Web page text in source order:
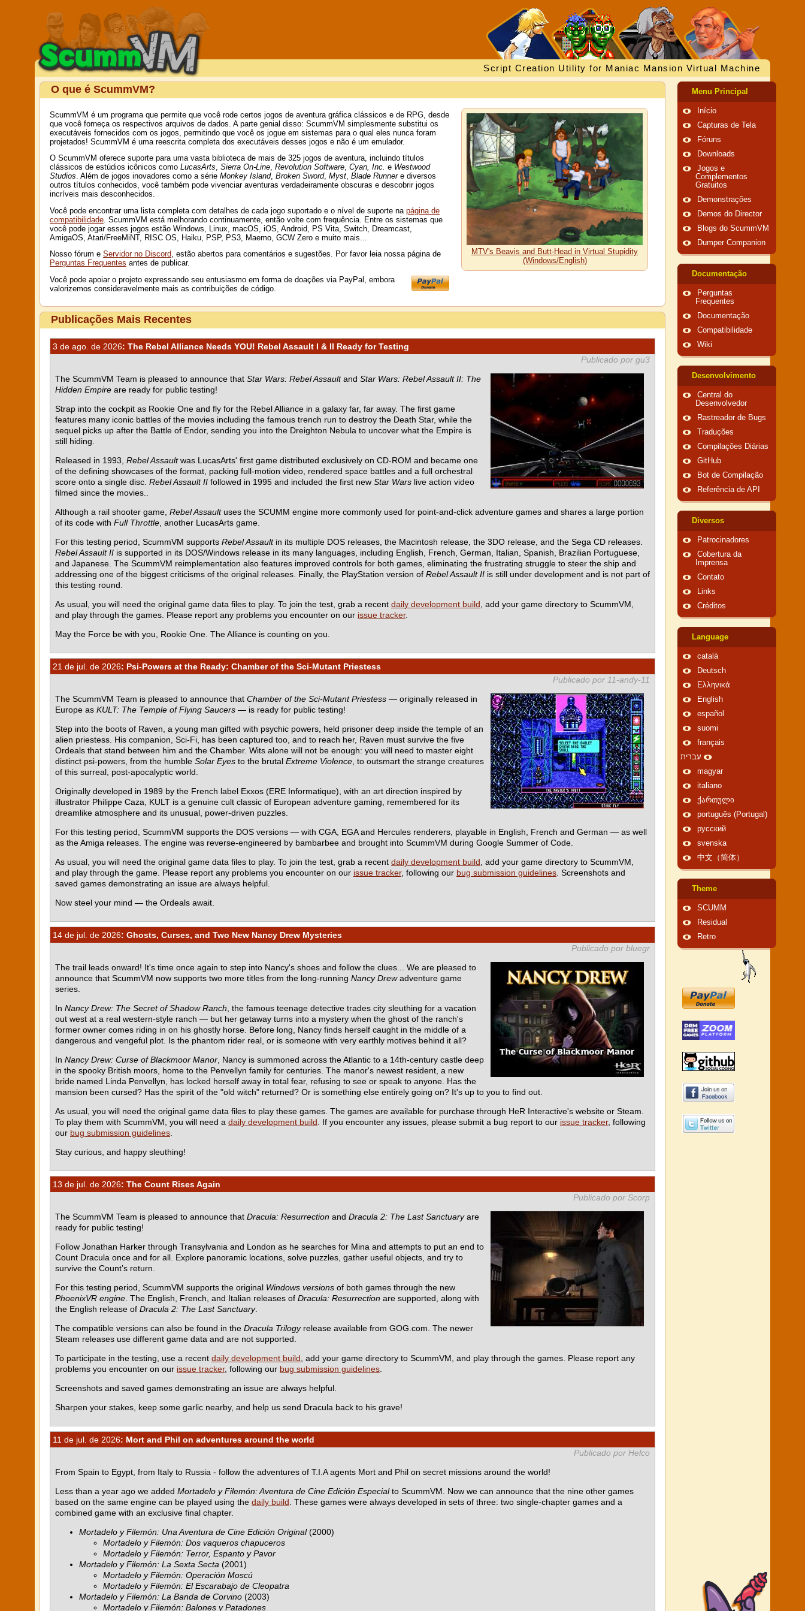
Script Creation Utility for Maniac Mansion Virtual Machine
O que é ScummVM?
ScummVM é um programa que permite que você rode certos jogos de aventura gráfica clássicos e de RPG, desde
que você forneça os respectivos arquivos de dados. A parte genial disso: ScummVM simplesmente substitui os
executáveis fornecidos com os jogos, permitindo que você os jogue em sistemas para o qual eles nunca foram
projetados! ScummVM é uma reescrita completa dos executáveis desses jogos e não é um emulador.
O ScummVM oferece suporte para uma vasta biblioteca de mais de 325 jogos de aventura, incluindo títulos
clássicos de estúdios icônicos como LucasArts, Sierra On-Line, Revolution Software, Cyan, Inc. e Westwood
Studios. Além de jogos inovadores como a série Monkey Island, Broken Sword, Myst, Blade Runnere diversos
outros títulos conhecidos, você também pode vivenciar aventuras verdadeiramente obscuras e descobrir jogos
incríveis mais desconhecidos.
Você pode encontrar uma lista completa com detalhes de cada jogo suportado e o nível de suporte na página de
compatibilidade . ScummVM está melhorando continuamente, então volte com frequência. Entre os sistemas que
você pode jogar esses jogos estão Windows, Linux, macOS, iOS, Android, PS Vita, Switch, Dreamcast,
AmigaOS, Atari/FreeMiNT, RISC OS, Haiku, PSP, PS3, Maemo, GCW Zero e muito mais...
Nosso fórum e Servidor no Discord, estão abertos para comentários e sugestões. Por favor leia nossa página de
Perguntas Frequentes antes de publicar.
Você pode apoiar o projeto expressando seu entusiasmo em forma de doações via PayPal, embora
valorizemos consideravelmente mais as contribuições de código.
MTV's Beavis and Butt-Head in Virtual Stupidity
(Windows/English)
Publicações Mais Recentes
3 de ago. de 2026: The Rebel Alliance Needs YOU! Rebel Assault I & II Ready for Testing
Publicado por gu3
The ScummVM Team is pleased to announce that Star Wars: Rebel Assaultand Star Wars: Rebel Assault II: The
Hidden Empire are ready for public testing!
Strap into the cockpit as Rookie One and fly for the Rebel Alliance in a galaxy far, far away. The first game
features many iconic battles of the movies including the famous trench run to destroy the Death Star, while the
sequel picks up after the Battle of Endor, sending you into the Dreighton Nebula to uncover what the Empire is
still hiding.
Released in 1993, Rebel Assaultwas LucasArts' first game distributed exclusively on CD-ROM and became one
of the defining showcases of the format, packing full-motion video, rendered space battles and a full orchestral
score onto a single disc. Rebel Assault II followed in 1995 and included the first new Star Wars live action video
filmed since the movies..
Although a rail shooter game, Rebel Assaultuses the SCUMM engine more commonly used for point-and-click adventure games and shares a large portion
of its code with Full Throttle , another LucasArts game.
For this testing period, ScummVM supports Rebel Assaultin its multiple DOS releases, the Macintosh release, the 3DO release, and the Sega CD releases.
Rebel Assault II is supported in its DOS/Windows release in its many languages, including English, French, German, Italian, Spanish, Brazilian Portuguese,
and Japanese. The ScummVM reimplementation also features improved controls for both games, eliminating the frustrating struggle to steer the ship and
addressing one of the biggest criticisms of the original releases. Finally, the PlayStation version of Rebel Assault II is still under development and is not part of
this testing round.
As usual, you will need the original game data files to play. To join the test, grab a recent daily development build , add your game directory to ScummVM,
and play through the games. Please report any problems you encounter on our issue tracker.
May the Force be with you, Rookie One. The Alliance is counting on you.
21 de jul. de 2026: Psi-Powers at the Ready: Chamber of the Sci-Mutant Priestess
Publicado por 11-andy-11
The ScummVM Team is pleased to announce that Chamber of the Sci-Mutant Priestess — originally released in
Europe as KULT: The Temple of Flying Saucers — is ready for public testing!
Step into the boots of Raven, a young man gifted with psychic powers, held prisoner deep inside the temple of an
alien priestess. His companion, Sci-Fi, has been captured too, and to reach her, Raven must survive the five
Ordeals that stand between him and the Chamber. Wits alone will not be enough: you will need to master eight
distinct psi-powers, from the humble Solar Eyes to the brutal Extreme Violence , to outsmart the strange creatures
of this surreal, post-apocalyptic world.
Originally developed in 1989 by the French label Exxos (ERE Informatique), with an art direction inspired by
illustrator Philippe Caza, KULT is a genuine cult classic of European adventure gaming, remembered for its
dreamlike atmosphere and its unusual, power-driven puzzles.
For this testing period, ScummVM supports the DOS versions — with CGA, EGA and Hercules renderers, playable in English, French and German — as well
as the Amiga releases. The engine was reverse-engineered by bambarbee and brought into ScummVM during Google Summer of Code.
As usual, you will need the original game data files to play. To join the test, grab a recent daily development build , add your game directory to ScummVM,
and play through the game. Please report any problems you encounter on our issue tracker, following our bug submission guidelines . Screenshots and
saved games demonstrating an issue are always helpful.
Now steel your mind — the Ordeals await.
14 de jul. de 2026: Ghosts, Curses, and Two New Nancy Drew Mysteries
Publicado por bluegr
The trail leads onward! It's time once again to step into Nancy's shoes and follow the clues... We are pleased to
announce that ScummVM now supports two more titles from the long-running Nancy Drewadventure game
series.
In Nancy Drew: The Secret of Shadow Ranch , the famous teenage detective trades city sleuthing for a vacation
out west at a real western-style ranch — but her getaway turns into a mystery when the ghost of the ranch's
former owner comes riding in on his ghostly horse. Before long, Nancy finds herself caught in the middle of a
dangerous and vengeful plot. Is the phantom rider real, or is someone with very earthly motives behind it all?
In Nancy Drew: Curse of Blackmoor Manor , Nancy is summoned across the Atlantic to a 14th-century castle deep
in the spooky British moors, home to the Penvellyn family for centuries. The manor's newest resident, a new
bride named Linda Penvellyn, has locked herself away in total fear, refusing to see or speak to anyone. Has the
mansion been cursed? Has the spirit of the "old witch" returned? Or is something else entirely going on? It's up to you to find out.
As usual, you will need the original game data files to play these games. The games are available for purchase through HeR Interactive's website or Steam.
To play them with ScummVM, you will need a daily development build . If you encounter any issues, please submit a bug report to our issue tracker, following
our bug submission guidelines
Stay curious, and happy sleuthing!
13 de jul. de 2026: The Count Rises Again
Publicado por Scorp
The ScummVM Team is pleased to announce that Dracula: Resurrection and Dracula 2: The Last Sanctuaryare
ready for public testing!
Follow Jonathan Harker through Transylvania and London as he searches for Mina and attempts to put an end to
Count Dracula once and for all. Explore panoramic locations, solve puzzles, gather useful objects, and try to
survive the Count’s return.
For this testing period, ScummVM supports the original Windows versions of both games through the new
PhoenixVR engine . The English, French, and Italian releases of Dracula: Resurrection are supported, along with
the English release of Dracula 2: The Last Sanctuary.
The compatible versions can also be found in the Dracula Trilogyrelease available from GOG.com. The newer
Steam releases use different game data and are not supported.
To participate in the testing, use a recent daily development build , add your game directory to ScummVM, and play through the games. Please report any
problems you encounter on our issue tracker, following our bug submission guidelines
Screenshots and saved games demonstrating an issue are always helpful.
Sharpen your stakes, keep some garlic nearby, and help us send Dracula back to his grave!
11 de jul. de 2026: Mort and Phil on adventures around the world
Publicado por Helco
From Spain to Egypt, from Italy to Russia - follow the adventures of T.I.A agents Mort and Phil on secret missions around the world!
Less than a year ago we added Mortadelo y Filemón: Aventura de Cine Edición Especialto ScummVM. Now we can announce that the nine other games
based on the same engine can be played using the daily build . These games were always developed in sets of three: two single-chapter games and a
combined game with an exclusive final chapter.
Mortadelo y Filemón: Una Aventura de Cine Edición Original(2000)
Mortadelo y Filemón: Dos vaqueros chapuceros
Mortadelo y Filemón: Terror, Espanto y Pavor
Mortadelo y Filemón: La Sexta Secta (2001)
Mortadelo y Filemón: Operación Moscú
Mortadelo y Filemón: El Escarabajo de Cleopatra
Mortadelo y Filemón: La Banda de Corvino (2003)
Mortadelo y Filemón: Balones y Patadones
Menu Principal
Início
Capturas de Tela
Fóruns
Downloads
Jogos e
Complementos
Gratuitos
Demonstrações
Demos do Director
Blogs do ScummVM
Dumper Companion
Documentação
Perguntas
Frequentes
Documentação
Compatibilidade
Wiki
Desenvolvimento
Central do
Desenvolvedor
Rastreador de Bugs
Traduções
Compilações Diárias
GitHub
Bot de Compilação
Referência de API
Diversos
Patrocinadores
Cobertura da
Imprensa
Contato
Links
Créditos
Language
català
Deutsch
Ελληνικά
English
español
suomi
français
עברית
magyar
italiano
ქართული
português (Portugal)
русский
svenska
中文（简体）
Theme
SCUMM
Residual
Retro